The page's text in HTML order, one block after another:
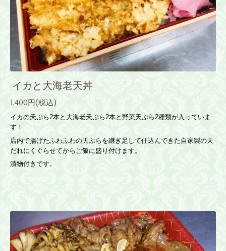
イカと大海老天丼
1,400円(税込)
イカの天ぷら2本と大海老天ぷら2本と野菜天ぷら2種類が入っていま
す！
店内で揚げたふわふわの天ぷらを継ぎ足して仕込んできた自家製の天
だれにくぐらせてからご飯に盛り付けます。
漬物付きです。